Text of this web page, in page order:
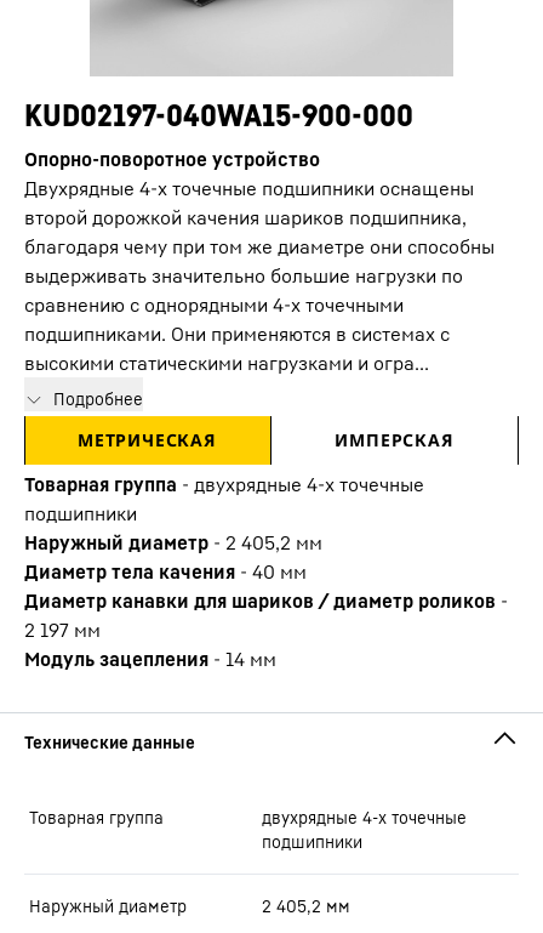
KUD02197-040WA15-900-000
Опорно-поворотное устройство
Двухрядные 4-х точечные подшипники оснащены
второй дорожкой качения шариков подшипника,
благодаря чему при том же диаметре они способны
выдерживать значительно большие нагрузки по
сравнению с однорядными 4-х точечными
подшипниками. Они применяются в системах с
высокими статическими нагрузками и огра...
Подробнее
МЕТРИЧЕСКАЯ ИМПЕРСКАЯ
Товарная группа - двухрядные 4-х точечные
подшипники
Наружный диаметр - 2 405,2 мм
Диаметр тела качения - 40 мм
Диаметр канавки для шариков / диаметр роликов -
2 197 мм
Модуль зацепления - 14 мм
Товарная группа
двухрядные 4-х точечные
подшипники
Наружный диаметр 2 405,2 мм